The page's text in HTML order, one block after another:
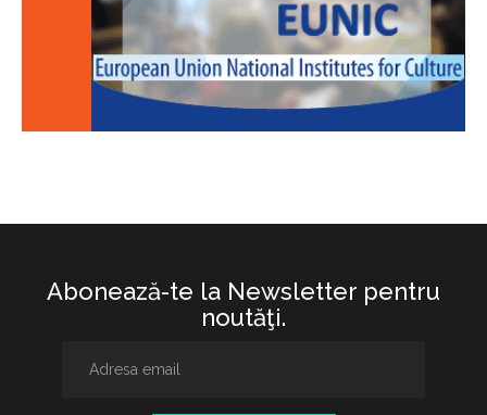
Abonează-te la Newsletter pentru
noutăţi.